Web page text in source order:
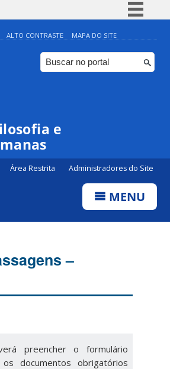
Simplifique!
Comunica BR
Participe
ALTO CONTRASTE MAPA DO SITE
e
Área Restrita Administradores do Site
MENU
–
preencher o formulário
documentos obrigatórios